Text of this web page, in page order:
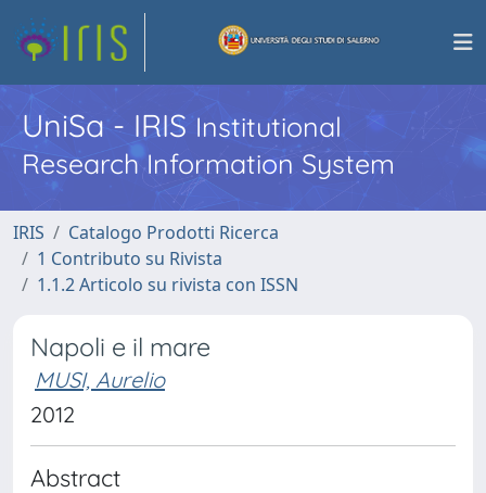
UniSa - IRISInstitutional
Research Information System
IRIS
Catalogo Prodotti Ricerca
1 Contributo su Rivista
1.1.2 Articolo su rivista con ISSN
Napoli e il mare
MUSI, Aurelio
2012
Abstract